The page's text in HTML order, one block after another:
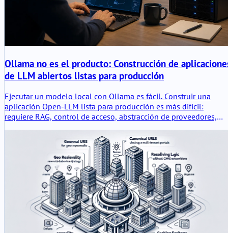
Ollama no es el producto: Construcción de
de LLM abiertos listas para producción
Ejecutar un modelo local con Ollama es fácil. Construir una
aplicación Open-LLM lista para producción es más difícil:
requiere RAG, control de acceso, abstracción de proveedores,
aplicación controlada alrededor del modelo.